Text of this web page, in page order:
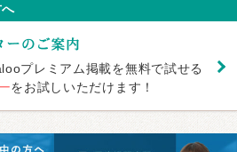
プレミアム掲載を無料で試せる
をお試しいただけます！